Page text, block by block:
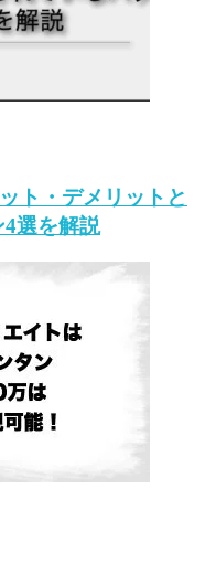
ト・デメリットと
選を解説